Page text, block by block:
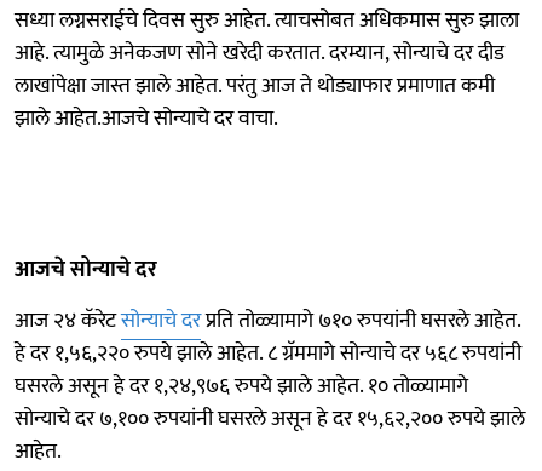
सध्या लग्नसराईचे दिवस सुरु आहेत. त्याचसोबत अधिकमास सुरु झाला
आहे. त्यामुळे अनेकजण सोने खरेदी करतात. दरम्यान, सोन्याचे दर दीड
लाखांपेक्षा जास्त झाले आहेत. परंतु आज ते थोड्याफार प्रमाणात कमी
झाले आहेत.आजचे सोन्याचे दर वाचा.
आजचे सोन्याचे दर
आज २४ कॅरेटसोन्याचे दरप्रति तोळ्यामागे ७१० रुपयांनी घसरले आहेत.
हे दर १,५६,२२० रुपये झाले आहेत. ८ ग्रॅममागे सोन्याचे दर ५६८ रुपयांनी
घसरले असून हे दर १,२४,९७६ रुपये झाले आहेत. १० तोळ्यामागे
सोन्याचे दर ७,१०० रुपयांनी घसरले असून हे दर १५,६२,२०० रुपये झाले
आहेत.